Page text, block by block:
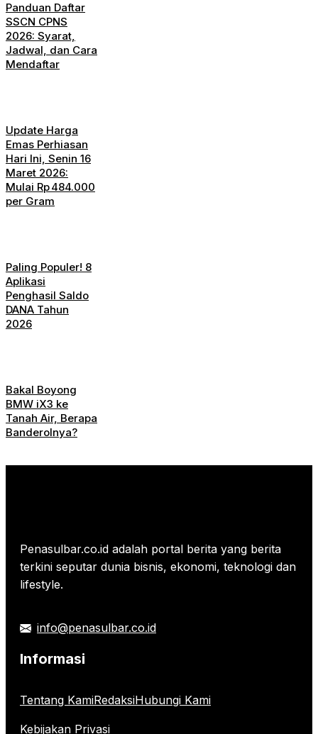
Panduan Daftar
SSCN CPNS
2026: Syarat,
Jadwal, dan Cara
Mendaftar
Update Harga
Emas Perhiasan
Hari Ini, Senin 16
Maret 2026:
Mulai Rp 484.000
per Gram
Paling Populer! 8
Aplikasi
Penghasil Saldo
DANA Tahun
2026
Bakal Boyong
BMW iX3 ke
Tanah Air, Berapa
Banderolnya?
Penasulbar.co.id adalah portal berita yang berita
terkini seputar dunia bisnis, ekonomi, teknologi dan
lifestyle.
info@penasulbar.co.id
Informasi
Tentang KamiRedaksiHubungi Kami
Kebijakan Privasi